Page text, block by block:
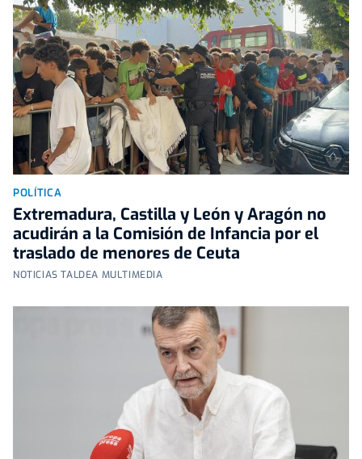
POLÍTICA
Extremadura, Castilla y León y Aragón no
acudirán a la Comisión de Infancia por el
traslado de menores de Ceuta
NOTICIAS TALDEA MULTIMEDIA